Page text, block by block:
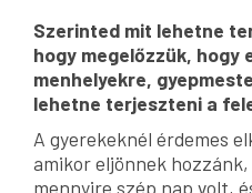
Szerinted mit lehetne
hogy megelőzzük, hogy
menhelyekre,
lehetne terjeszteni a
A gyerekeknél érdemes
amikor eljönnek
mennyire szép nap volt,